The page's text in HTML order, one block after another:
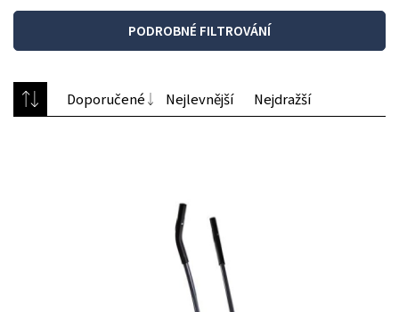
PODROBNÉ FILTROVÁNÍ
Doporučené Nejlevnější Nejdražší